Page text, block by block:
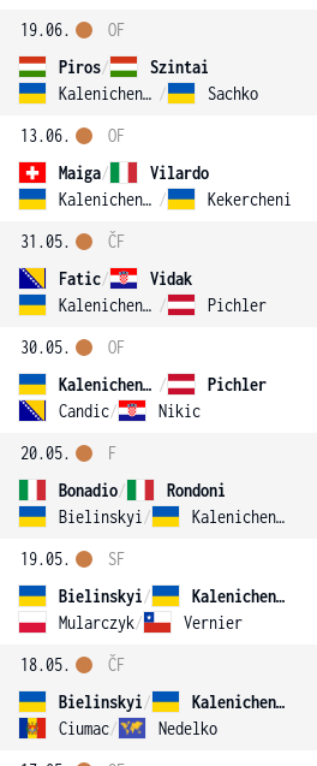
19.06.
Piros/
Szintai
Kalenichenko / Sachko
OF
13.06.
Maiga/
Vilardo
Kalenichenko / Kekercheni
OF
31.05.
Fatic/
Vidak
Kalenichenko / Pichler
ČF
30.05.
Kalenichenko /
Pichler
Candic/ Nikic
OF
20.05.
Bonadio/
Rondoni
Bielinskyi / Kalenichenko
F
19.05.
Bielinskyi/
Kalenichenko
Mularczyk/ Vernier
SF
18.05.
Bielinskyi/
Kalenichenko
Ciumac/ Nedelko
ČF